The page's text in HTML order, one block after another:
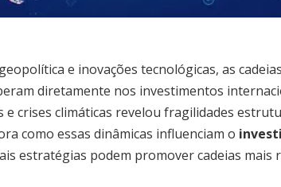
e inovações tecnológicas, as
diretamente nos investimentos
e crises climáticas revelou fragilidades
como essas dinâmicas influenciam o
estratégias podem promover cadeias mais